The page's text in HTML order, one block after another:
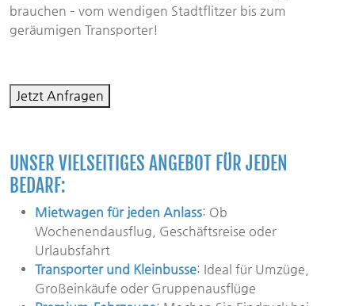
brauchen – vom wendigen Stadtflitzer bis zum
geräumigen Transporter!
Jetzt Anfragen
UNSER VIELSEITIGES ANGEBOT FÜR JEDEN
BEDARF:
Mietwagen für jeden Anlass: Ob
Wochenendausflug, Geschäftsreise oder
Urlaubsfahrt
Transporter und Kleinbusse: Ideal für Umzüge,
Großeinkäufe oder Gruppenausflüge